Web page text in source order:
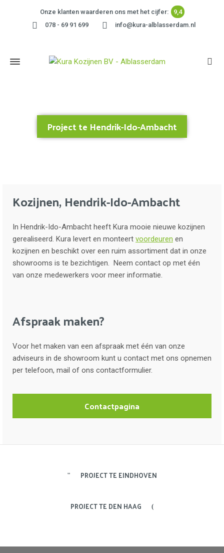
Onze klanten waarderen ons met het cijfer:
9,4
078 - 69 91 699
info@kura-alblasserdam.nl
Project te Hendrik-Ido-Ambacht
Kozijnen, Hendrik-Ido-Ambacht
In Hendrik-Ido-Ambacht heeft Kura mooie nieuwe kozijnen
gerealiseerd. Kura levert en monteert voordeuren en
kozijnen en beschikt over een ruim assortiment dat in onze
showrooms is te bezichtigen. Neem contact op met één
van onze medewerkers voor meer informatie.
Afspraak maken?
Voor het maken van een afspraak met één van onze
adviseurs in de showroom kunt u contact met ons opnemen
per telefoon, mail of ons contactformulier.
Contactpagina
PROJECT TE EINDHOVEN
PROJECT TE DEN HAAG